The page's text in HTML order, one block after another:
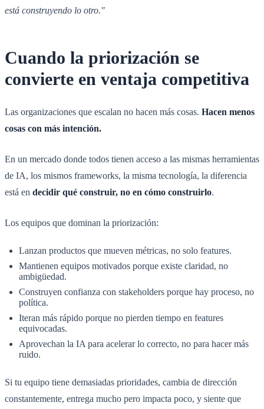
está construyendo lo otro."
Cuando la priorización se
convierte en ventaja competitiva
Las organizaciones que escalan no hacen más cosas. Hacen menos
cosas con más intención.
En un mercado donde todos tienen acceso a las mismas herramientas
de IA, los mismos frameworks, la misma tecnología, la diferencia
está en decidir qué construir, no en cómo construirlo.
Los equipos que dominan la priorización:
Lanzan productos que mueven métricas, no solo features.
Mantienen equipos motivados porque existe claridad, no
ambigüedad.
Construyen confianza con stakeholders porque hay proceso, no
política.
Iteran más rápido porque no pierden tiempo en features
equivocadas.
Aprovechan la IA para acelerar lo correcto, no para hacer más
ruido.
Si tu equipo tiene demasiadas prioridades, cambia de dirección
constantemente, entrega mucho pero impacta poco, y siente que